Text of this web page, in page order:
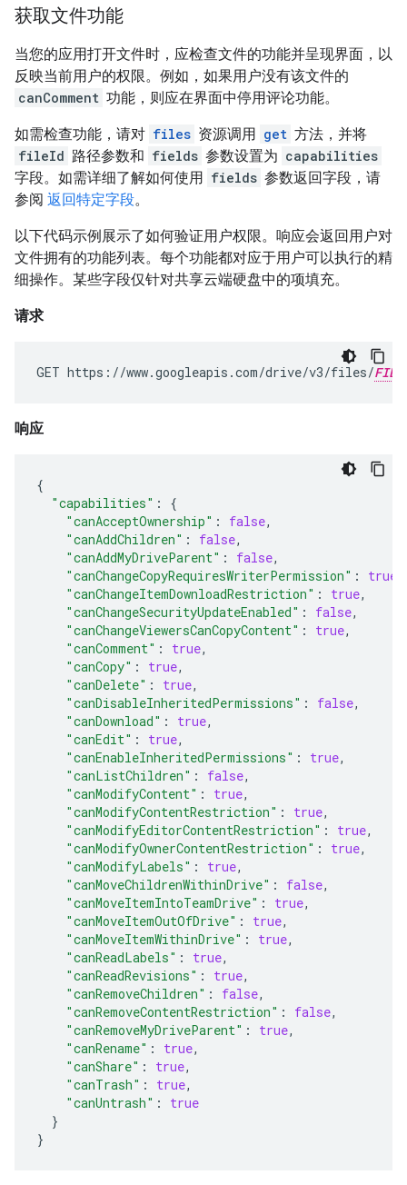
获取文件功能
当您的应用打开文件时，应检查文件的功能并呈现界面，以
反映当前用户的权限。例如，如果用户没有该文件的
canComment 功能，则应在界面中停用评论功能。
如需检查功能，请对 files 资源调用 get 方法，并将
fileId 路径参数和 fields 参数设置为 capabilities
字段。如需详细了解如何使用 fields 参数返回字段，请
参阅 返回特定字段。
以下代码示例展示了如何验证用户权限。响应会返回用户对
文件拥有的功能列表。每个功能都对应于用户可以执行的精
细操作。某些字段仅针对共享云端硬盘中的项填充。
请求
GET https://www.googleapis.com/drive/v3/files/
响应
{
"capabilities" :
{
"canAcceptOwnership" : false,
"canAddChildren" : false,
"canAddMyDriveParent" : false,
"canChangeCopyRequiresWriterPermission" : true
"canChangeItemDownloadRestriction" : true,
"canChangeSecurityUpdateEnabled" : false,
"canChangeViewersCanCopyContent" : true,
"canComment" : true,
"canCopy" : true,
"canDelete" : true,
"canDisableInheritedPermissions" : false,
"canDownload" : true,
"canEdit" : true,
"canEnableInheritedPermissions" : true,
"canListChildren" : false,
"canModifyContent" : true,
"canModifyContentRestriction" : true,
"canModifyEditorContentRestriction" : true,
"canModifyOwnerContentRestriction" : true,
"canModifyLabels" : true,
"canMoveChildrenWithinDrive" : false,
"canMoveItemIntoTeamDrive" : true,
"canMoveItemOutOfDrive" : true,
"canMoveItemWithinDrive" : true,
"canReadLabels" : true,
"canReadRevisions" : true,
"canRemoveChildren" : false,
"canRemoveContentRestriction" : false,
"canRemoveMyDriveParent" : true,
"canRename" : true,
"canShare" : true,
"canTrash" : true,
"canUntrash" :
true
}
}